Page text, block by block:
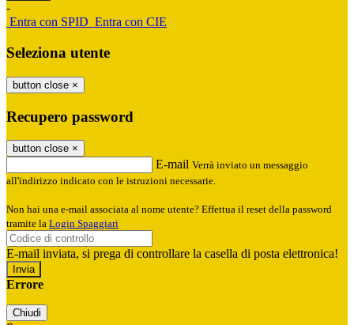
-
Entra con SPID Entra con CIE
Seleziona utente
button close ×
Recupero password
button close ×
E-mail Verrà inviato un messaggio
all'indirizzo indicato con le istruzioni necessarie.
Non hai una e-mail associata al nome utente? Effettua il reset della password
tramite la Login Spaggiari
E-mail inviata, si prega di controllare la casella di posta elettronica!
Errore
Chiudi